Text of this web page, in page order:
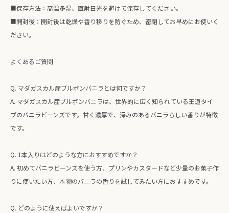
■保存方法：高温多湿、直射日光を避けて保存してください。
■開封後：開封後は乾燥や香り移りを防ぐため、密閉してお早めにお使いく
ださい。
よくあるご質問
Q. マダガスカル産ブルボンバニラとは何ですか？
A. マダガスカル産ブルボンバニラは、世界的に広く知られている王道タイ
プのバニラビーンズです。甘く濃厚で、深みのあるバニラらしい香りが特徴
です。
Q. 1本入りはどのような方におすすめですか？
A. 初めてバニラビーンズを使う方、プリンやカスタードなど少量のお菓子作
りに使いたい方、本物のバニラの香りを試してみたい方におすすめです。
Q. どのように使えばよいですか？